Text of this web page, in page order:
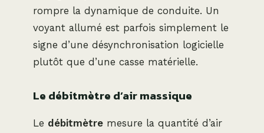
rompre la dynamique de conduite. Un
voyant allumé est parfois simplement le
signe d’une désynchronisation logicielle
plutôt que d’une casse matérielle.
Le débitmètre d’air massique
Le débitmètre mesure la quantité d’air